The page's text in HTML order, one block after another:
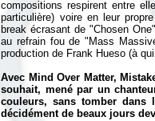
compositions respirent entre
particulière) voire en leur
break écrasant de "Chosen
au refrain fou de "Mass
production de Frank Hueso (à
Avec Mind Over Matter,
souhait, mené par un
couleurs, sans tomber dans
décidément de beaux jours